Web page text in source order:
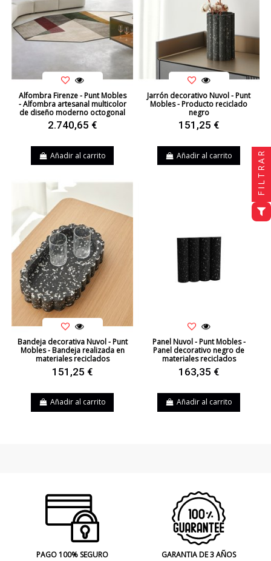
Alfombra Firenze - Punt Mobles
- Alfombra artesanal multicolor
de diseño moderno octogonal
2.740,65 €
Añadir al carrito
Jarrón decorativo Nuvol - Punt
Mobles - Producto reciclado
negro
151,25 €
Añadir al carrito
Bandeja decorativa Nuvol - Punt
Mobles - Bandeja realizada en
materiales reciclados
151,25 €
Añadir al carrito
Panel Nuvol - Punt Mobles -
Panel decorativo negro de
materiales reciclados
163,35 €
Añadir al carrito
PAGO 100% SEGURO
GARANTIA DE 3 AÑOS
FILTRAR